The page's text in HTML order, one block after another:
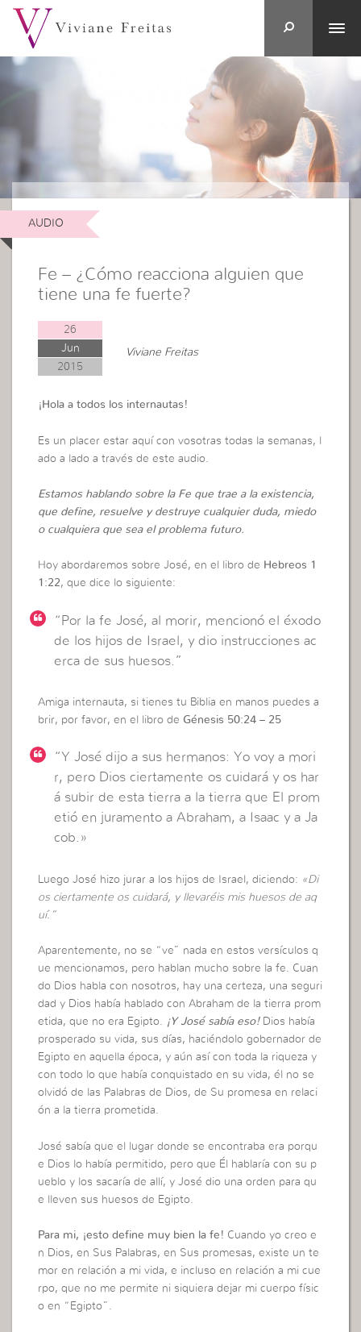
AUDIO
Fe – ¿Cómo reacciona alguien que
tiene una fe fuerte?
26
Jun
2015
Viviane Freitas
¡Hola a todos los internautas!
Es un placer estar aquí con vosotras todas la semanas, l
ado a lado a través de este audio.
Estamos hablando sobre la Fe que trae a la existencia,
que define, resuelve y destruye cualquier duda, miedo
o cualquiera que sea el problema futuro.
Hoy abordaremos sobre José, en el libro de Hebreos 1
1:22, que dice lo siguiente:
“Por la fe José, al morir, mencionó el éxodo
de los hijos de Israel, y dio instrucciones ac
erca de sus huesos.”
Amiga internauta, si tienes tu Biblia en manos puedes a
brir, por favor, en el libro de Génesis 50:24 – 25
“Y José dijo a sus hermanos: Yo voy a mori
r, pero Dios ciertamente os cuidará y os har
á subir de esta tierra a la tierra que El prom
etió en juramento a Abraham, a Isaac y a Ja
cob.»
Luego José hizo jurar a los hijos de Israel, diciendo: «Di
os ciertamente os cuidará, y llevaréis mis huesos de aq
uí.”
Aparentemente, no se “ve” nada en estos versículos q
ue mencionamos, pero hablan mucho sobre la fe. Cuan
do Dios habla con nosotros, hay una certeza, una seguri
dad y Dios había hablado con Abraham de la tierra prom
etida, que no era Egipto. ¡Y José sabía eso!Dios había
prosperado su vida, sus días, haciéndolo gobernador de
Egipto en aquella época, y aún así con toda la riqueza y
con todo lo que había conquistado en su vida, él no se
olvidó de las Palabras de Dios, de Su promesa en relaci
ón a la tierra prometida.
José sabía que el lugar donde se encontraba era porqu
e Dios lo había permitido, pero que Él hablaría con su p
ueblo y los sacaría de allí, y José dio una orden para qu
e lleven sus huesos de Egipto.
Para mi, ¡esto define muy bien la fe! Cuando yo creo e
n Dios, en Sus Palabras, en Sus promesas, existe un te
mor en relación a mi vida, e incluso en relación a mi cue
rpo, que no me permite ni siquiera dejar mi cuerpo físic
o en “Egipto”.